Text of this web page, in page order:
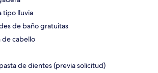
tipo lluvia
de baño gratuitas
de cabello
de dientes (previa solicitud)